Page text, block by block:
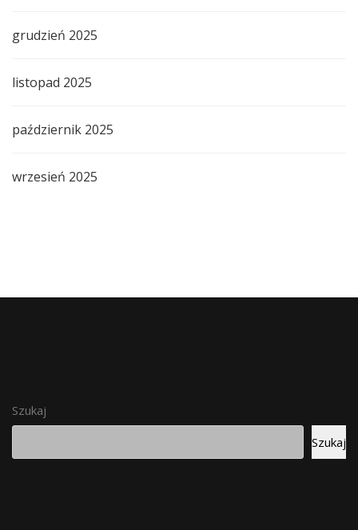
grudzień 2025
listopad 2025
październik 2025
wrzesień 2025
Szukaj
Szukaj